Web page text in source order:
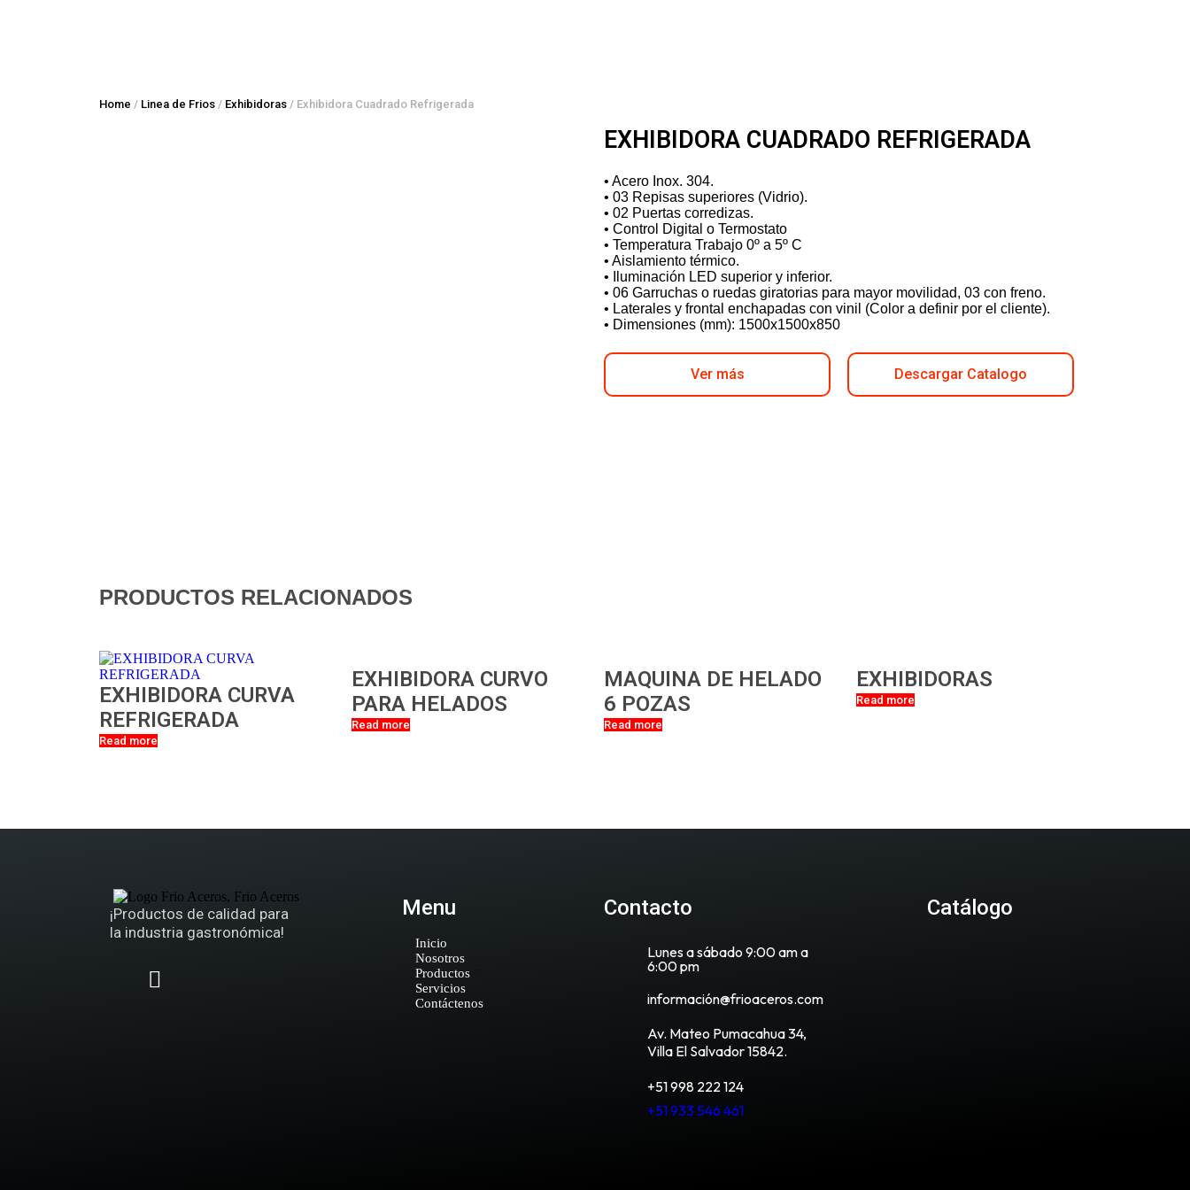
Home / Linea de Frios / Exhibidoras / Exhibidora Cuadrado Refrigerada
EXHIBIDORA CUADRADO REFRIGERADA
• Acero Inox. 304.
• 03 Repisas superiores (Vidrio).
• 02 Puertas corredizas.
• Control Digital o Termostato
• Temperatura Trabajo 0º a 5º C
• Aislamiento térmico.
• Iluminación LED superior y inferior.
• 06 Garruchas o ruedas giratorias para mayor movilidad, 03 con freno.
• Laterales y frontal enchapadas con vinil (Color a definir por el cliente).
• Dimensiones (mm): 1500x1500x850
Ver más Descargar Catalogo
PRODUCTOS RELACIONADOS
EXHIBIDORA CURVA
REFRIGERADA
Read more
EXHIBIDORA CURVO
PARA HELADOS
Read more
MAQUINA DE HELADO
6 POZAS
Read more
EXHIBIDORAS
Read more
¡Productos de calidad para
la industria gastronómica!
Menu
Inicio
Nosotros
Productos
Servicios
Contáctenos
Contacto
Lunes a sábado 9:00 am a
6:00 pm
información@frioaceros.com
Av. Mateo Pumacahua 34,
Villa El Salvador 15842.
+51 998 222 124
+51 933 546 461
Catálogo